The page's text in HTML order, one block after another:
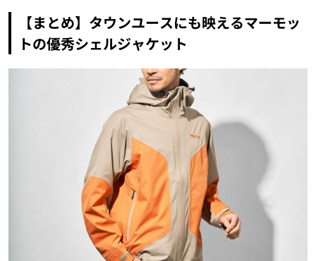
【まとめ】タウンユースにも映えるマーモッ
トの優秀シェルジャケット